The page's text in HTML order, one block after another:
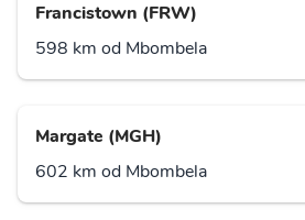
Francistown (FRW)
598 km od Mbombela
Margate (MGH)
602 km od Mbombela